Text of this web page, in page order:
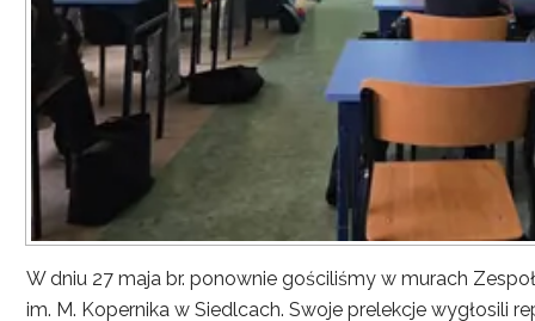
W dniu 27 maja br. ponownie gościliśmy w murach
im. M. Kopernika w Siedlcach. Swoje prelekcje wygłosili